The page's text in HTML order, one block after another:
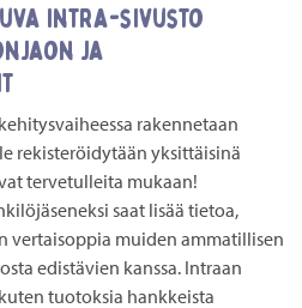
intra-sivusto
ja
rakennetaan
rekisteröidytään yksittäisinä
tervetulleita mukaan!
saat lisää tietoa,
vertaisoppia muiden ammatillisen
edistävien kanssa. Intraan
tuotoksia hankkeista